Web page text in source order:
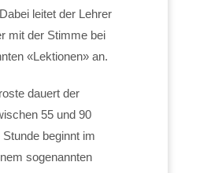
leitet der Lehrer
mit der Stimme bei
«Lektionen» an.
dauert der
55 und 90
beginnt im
sogenannten